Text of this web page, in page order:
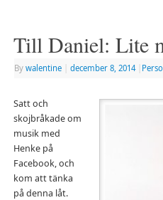
Till Daniel: Lite
By walentine december 8, 2014
Satt och
skojbråkade om
musik med
Henke på
Facebook, och
kom att tänka
på denna låt.